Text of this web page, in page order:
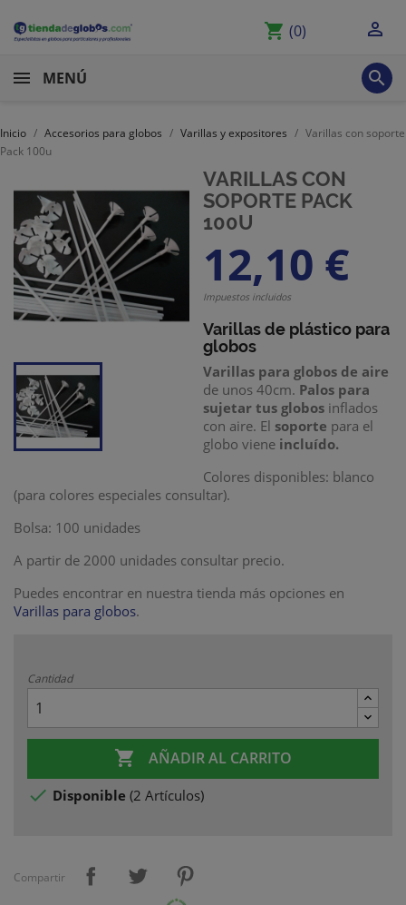
shopping_cart (0) 
MENÚ 
Inicio Accesorios para globos Varillas y expositores
Varillas con soporte
Pack 100u
VARILLAS CON
SOPORTE PACK
100U
12,10 €
Impuestos incluidos
Varillas de plástico para
globos
Varillas para globos de aire
de unos 40cm. Palos para
sujetar tus globos inflados
con aire. El soporte para el
globo viene incluído.
Colores disponibles: blanco
(para colores especiales consultar).
Bolsa: 100 unidades
A partir de 2000 unidades consultar precio.
Puedes encontrar en nuestra tienda más opciones en
Varillas para globos.
Cantidad
 AÑADIR AL CARRITO
 Disponible (2 Artículos)
Compartir